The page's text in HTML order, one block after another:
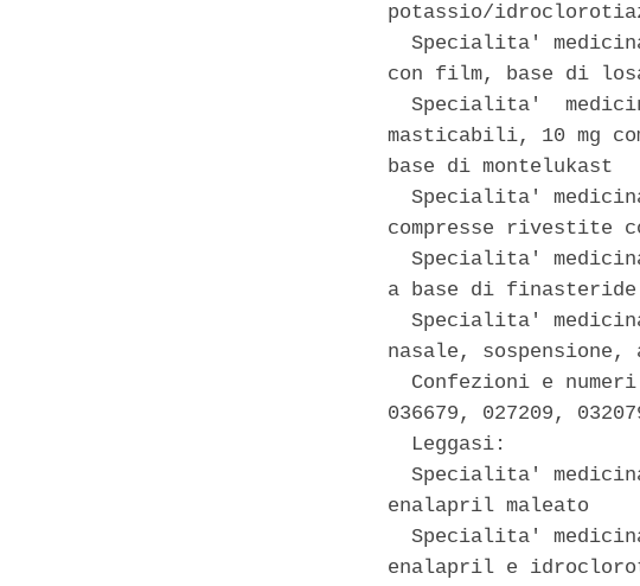
potassio/
Specialita'
con film, base di
Specialita'
masticabili, 10 mg
base di montelukast
Specialita'
compresse rivestite
Specialita'
a base di finasteride
Specialita'
nasale, sospensione,
Confezioni e
036679, 027209,
  Leggasi:
Specialita'
enalapril maleato
Specialita'
enalapril e